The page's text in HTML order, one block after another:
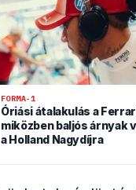
FORMA-1
Óriási átalakulás a
miközben baljós árnyak
a Holland Nagydíjra